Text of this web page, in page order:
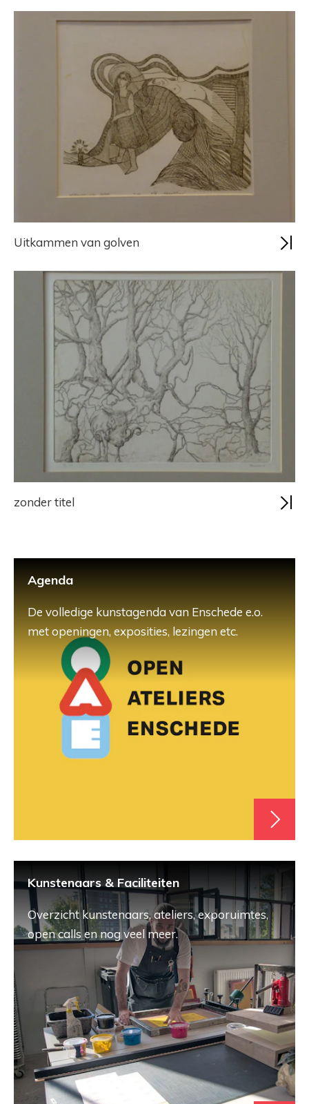
Uitkammen van golven
zonder titel
Agenda
De volledige kunstagenda van Enschede e.o.
met openingen, exposities, lezingen etc.
Kunstenaars & Faciliteiten
Overzicht kunstenaars, ateliers, exporuimtes,
open calls en nog veel meer.